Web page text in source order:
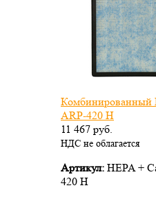
Комбинированный
ARP-420 H
11 467 руб.
НДС не облагается
Артикул: HEPA +
420 H